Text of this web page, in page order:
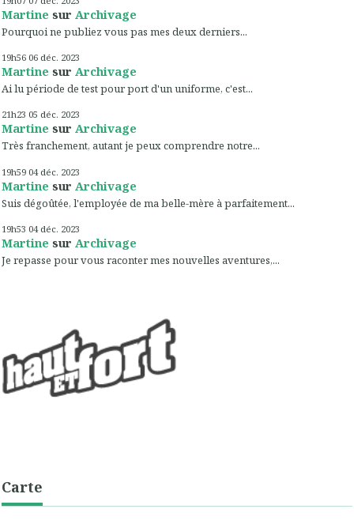
Martine sur Archivage
Pourquoi ne publiez vous pas mes deux derniers...
19h56 06 déc. 2023
Martine sur Archivage
Ai lu période de test pour port d'un uniforme, c'est...
21h23 05 déc. 2023
Martine sur Archivage
Très franchement, autant je peux comprendre notre...
19h59 04 déc. 2023
Martine sur Archivage
Suis dégoûtée, l'employée de ma belle-mère à parfaitement...
19h53 04 déc. 2023
Martine sur Archivage
Je repasse pour vous raconter mes nouvelles aventures,...
Carte